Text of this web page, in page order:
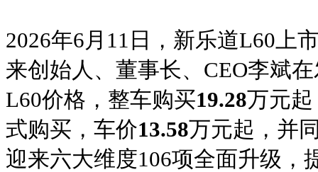
2026年6月11日，新乐道L60上
来创始人、董事长、CEO李斌
L60价格，整车购买19.28万元起
式购买，车价13.58万元起，并
迎来六大维度106项全面升级，